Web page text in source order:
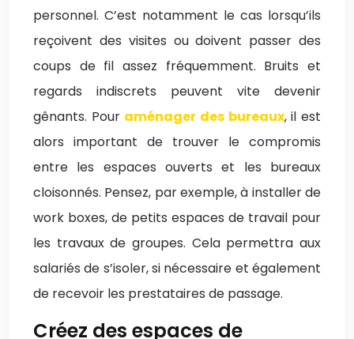
personnel. C’est notamment le cas lorsqu’ils
reçoivent des visites ou doivent passer des
coups de fil assez fréquemment. Bruits et
regards indiscrets peuvent vite devenir
gênants. Pour aménager des bureaux, il est
alors important de trouver le compromis
entre les espaces ouverts et les bureaux
cloisonnés. Pensez, par exemple, à installer de
work boxes, de petits espaces de travail pour
les travaux de groupes. Cela permettra aux
salariés de s’isoler, si nécessaire et également
de recevoir les prestataires de passage.
Créez des espaces de